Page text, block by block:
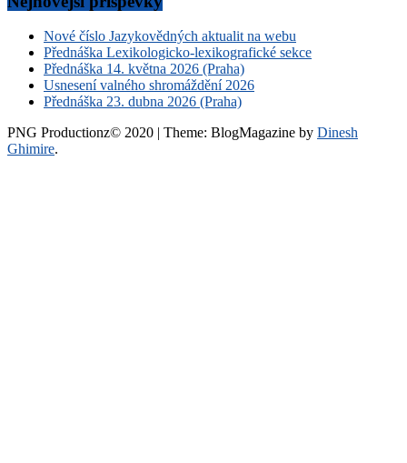
Nové číslo Jazykovědných aktualit na webu
Přednáška Lexikologicko-lexikografické sekce
Přednáška 14. května 2026 (Praha)
Usnesení valného shromáždění 2026
Přednáška 23. dubna 2026 (Praha)
PNG Productionz© 2020 | Theme: BlogMagazine by Dinesh
Ghimire.